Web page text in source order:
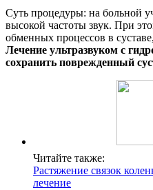
Суть процедуры: на больной
высокой частоты звук. При
обменных процессов в
Лечение ультразвуком с
сохранить поврежденный
Читайте также:
Растяжение связок
лечение